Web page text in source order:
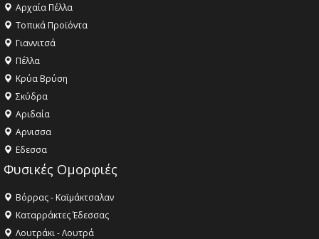
Αρχαία Πέλλα
Τοπικά Προϊόντα
Γιαννιτσά
Πέλλα
Κρύα Βρύση
Σκύδρα
Αριδαία
Aρνισσα
Eδεσσα
Φυσικές Ομορφιές
Βόρρας - Καϊμάκτσαλαν
Καταρράκτες Έδεσσας
Λουτράκι - Λουτρά